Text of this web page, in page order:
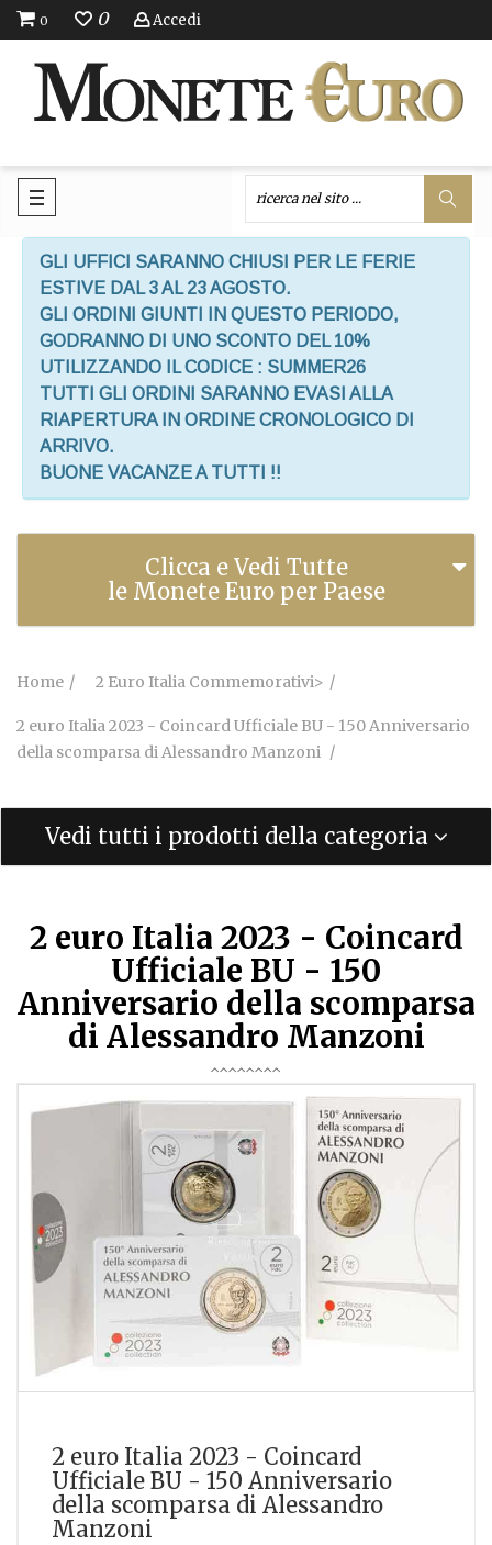
0 0 Accedi
GLI UFFICI SARANNO CHIUSI PER LE FERIE
ESTIVE DAL 3 AL 23 AGOSTO.
GLI ORDINI GIUNTI IN QUESTO PERIODO,
GODRANNO DI UNO SCONTO DEL 10%
UTILIZZANDO IL CODICE : SUMMER26
TUTTI GLI ORDINI SARANNO EVASI ALLA
RIAPERTURA IN ORDINE CRONOLOGICO DI
ARRIVO.
BUONE VACANZE A TUTTI !!
Clicca e Vedi Tutte
le Monete Euro per Paese
Home 2 Euro Italia Commemorativi>
2 euro Italia 2023 - Coincard Ufficiale BU - 150 Anniversario
della scomparsa di Alessandro Manzoni
Vedi tutti i prodotti della categoria
2 euro Italia 2023 - Coincard
Ufficiale BU - 150
Anniversario della scomparsa
di Alessandro Manzoni
2 euro Italia 2023 - Coincard
Ufficiale BU - 150 Anniversario
della scomparsa di Alessandro
Manzoni